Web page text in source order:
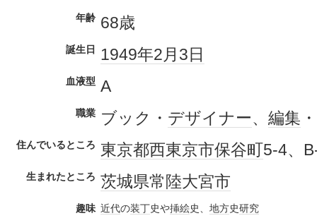
年齢 68歳
誕生日 1949年2月3日
血液型 A
職業 ブック・ デザイナー、 編集 ・
住んでいるところ 東京都西東京市保谷町5-4、
生まれたところ 茨城県常陸大宮市
趣味 近代の装丁史や挿絵史、 地方史研究